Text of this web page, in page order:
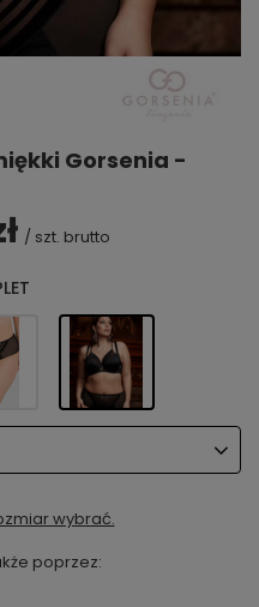
Gorsenia -
/ szt. brutto
wybrać.
poprzez: